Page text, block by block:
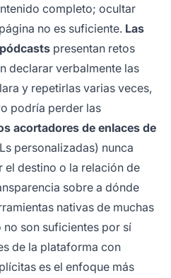
completo; ocultar
no es suficiente. Las
presentan retos
declarar verbalmente las
y repetirlas varias veces,
podría perder las
acortadores de enlaces de
personalizadas) nunca
el destino o la relación de
sobre a dónde
nativas de muchas
son suficientes por sí
de la plataforma con
es el enfoque más